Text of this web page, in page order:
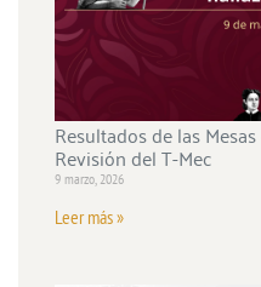
Resultados de las
Revisión del T-Mec
9 marzo, 2026
Leer más »